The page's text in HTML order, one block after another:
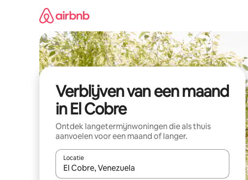
Verblijven van een maand
in El Cobre
Ontdek langetermijnwoningen die als thuis
aanvoelen voor een maand of langer.
Locatie
Wanneer er resultaten beschikbaar zijn, maak je een